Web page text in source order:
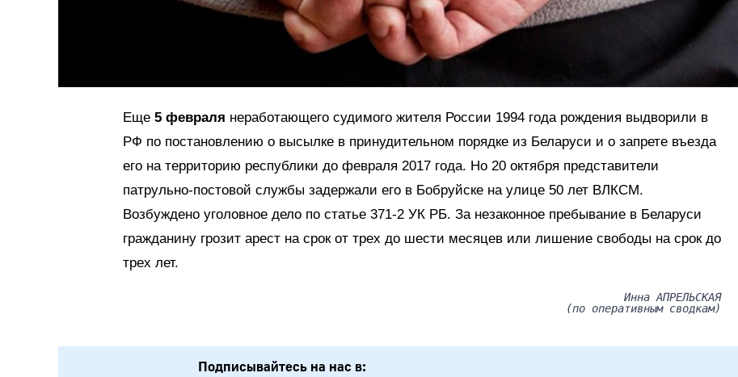
Еще 5 февраля неработающего судимого жителя России 1994 года рождения выдворили в
РФ по постановлению о высылке в принудительном порядке из Беларуси и о запрете въезда
его на территорию республики до февраля 2017 года. Но 20 октября представители
патрульно-постовой службы задержали его в Бобруйске на улице 50 лет ВЛКСМ.
Возбуждено уголовное дело по статье 371-2 УК РБ. За незаконное пребывание в Беларуси
гражданину грозит арест на срок от трех до шести месяцев или лишение свободы на срок до
трех лет.
Инна АПРЕЛЬСКАЯ
(по оперативным сводкам)